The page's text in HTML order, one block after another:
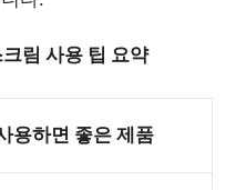
림 사용 팁 요약
용하면 좋은 제품